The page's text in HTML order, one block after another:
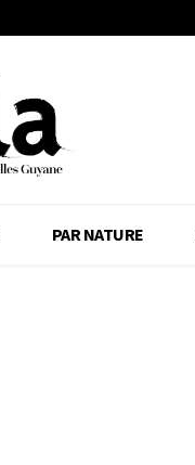
PAR NATURE